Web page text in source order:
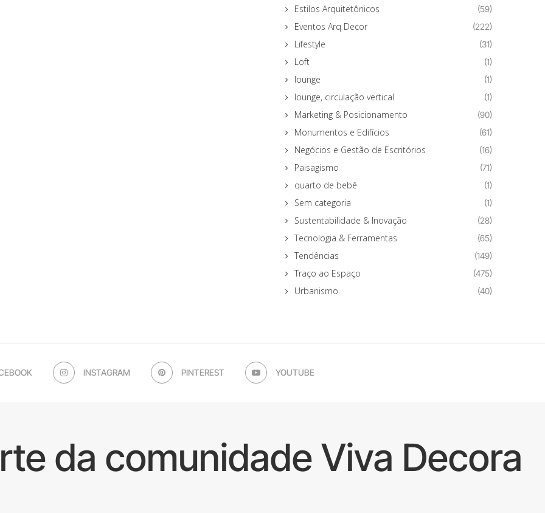
Estilos Arquitetônicos (59)
Eventos Arq Decor (222)
Lifestyle (31)
Loft (1)
lounge (1)
lounge, circulação vertical (1)
Marketing & Posicionamento (90)
Monumentos e Edifícios (61)
Negócios e Gestão de Escritórios (16)
Paisagismo (71)
quarto de bebê (1)
Sem categoria (1)
Sustentabilidade & Inovação (28)
Tecnologia & Ferramentas (65)
Tendências (149)
Traço ao Espaço (475)
Urbanismo (40)
INSTAGRAM PINTEREST YOUTUBE
da comunidade Viva Decora